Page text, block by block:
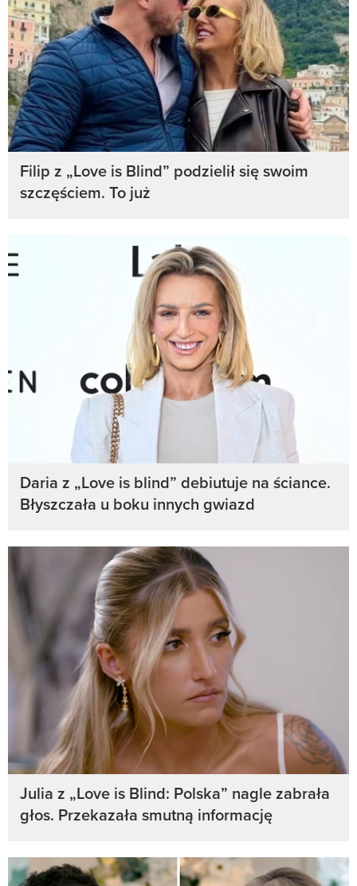
Filip z „Love is Blind” podzielił się swoim
szczęściem. To już
Daria z „Love is blind” debiutuje na ściance.
Błyszczała u boku innych gwiazd
Julia z „Love is Blind: Polska” nagle zabrała
głos. Przekazała smutną informację